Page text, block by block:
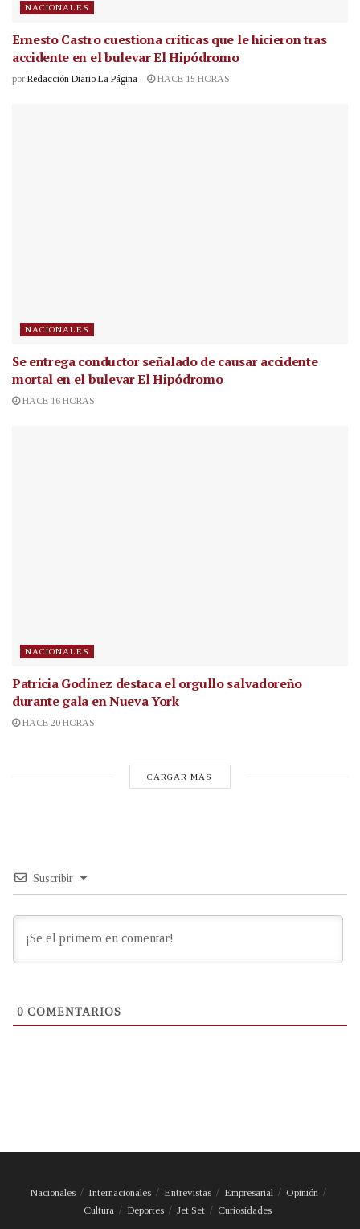
NACIONALES
Ernesto Castro cuestiona críticas que le hicieron tras
accidente en el bulevar El Hipódromo
por Redacción Diario La Página HACE 15 HORAS
NACIONALES
Se entrega conductor señalado de causar accidente
mortal en el bulevar El Hipódromo
HACE 16 HORAS
NACIONALES
Patricia Godínez destaca el orgullo salvadoreño
durante gala en Nueva York
HACE 20 HORAS
CARGAR MÁS
Suscribir
0 COMENTARIOS
Nacionales Internacionales Entrevistas Empresarial
Opinión
Cultura
Deportes Jet Set Curiosidades